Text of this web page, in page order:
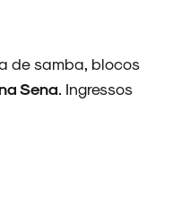
de samba, blocos
Sena . Ingressos